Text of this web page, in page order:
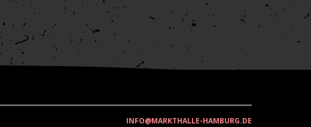
INFO@MARKTHALLE-HAMBURG.DE